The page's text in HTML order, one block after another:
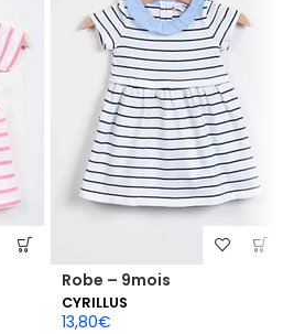
Robe – 9mois
CYRILLUS
13,80€